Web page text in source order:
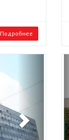
Подробнее